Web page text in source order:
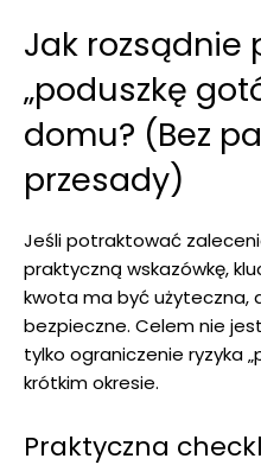
Jak rozsądnie
„poduszkę
domu? (Bez
przesady)
Jeśli potraktować
praktyczną wskazówkę,
kwota ma być użyteczna,
bezpieczne. Celem nie
tylko ograniczenie ryzyka
krótkim okresie.
Praktyczna